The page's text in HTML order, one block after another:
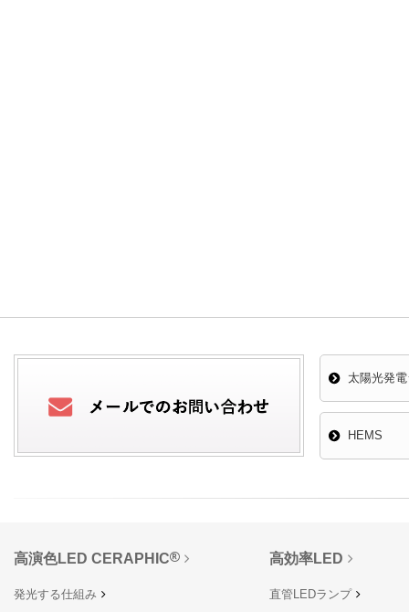
太陽光発
HEMS
高演色LED CERAPHIC
発光する仕組み
高効率LED
直管LEDランプ